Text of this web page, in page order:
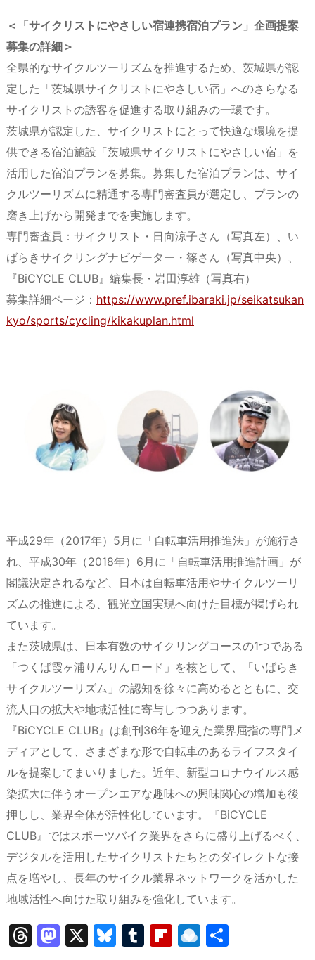
＜「サイクリストにやさしい宿連携宿泊プラン」企画提案
募集の詳細＞
全県的なサイクルツーリズムを推進するため、茨城県が認
定した「茨城県サイクリストにやさしい宿」へのさらなる
サイクリストの誘客を促進する取り組みの一環です。
茨城県が認定した、サイクリストにとって快適な環境を提
供できる宿泊施設「茨城県サイクリストにやさしい宿」を
活用した宿泊プランを募集。募集した宿泊プランは、サイ
クルツーリズムに精通する専門審査員が選定し、プランの
磨き上げから開発までを実施します。
専門審査員：サイクリスト・日向涼子さん（写真左）、い
ばらきサイクリングナビゲーター・篠さん（写真中央）、
『BiCYCLE CLUB』編集長・岩田淳雄（写真右）
募集詳細ページ： https://www.pref.ibaraki.jp/seikatsukan
kyo/sports/cycling/kikakuplan.html
平成29年（2017年）5月に「自転車活用推進法」が施行さ
れ、平成30年（2018年）6月に「自転車活用推進計画」が
閣議決定されるなど、日本は自転車活用やサイクルツーリ
ズムの推進による、観光立国実現へ向けた目標が掲げられ
ています。
また茨城県は、日本有数のサイクリングコースの1つである
「つくば霞ヶ浦りんりんロード」を核として、「いばらき
サイクルツーリズム」の認知を徐々に高めるとともに、交
流人口の拡大や地域活性に寄与しつつあります。
『BiCYCLE CLUB』は創刊36年を迎えた業界屈指の専門メ
ディアとして、さまざまな形で自転車のあるライフスタイ
ルを提案してまいりました。近年、新型コロナウイルス感
染拡大に伴うオープンエアな趣味への興味関心の増加も後
押しし、業界全体が活性化しています。『BiCYCLE
CLUB』ではスポーツバイク業界をさらに盛り上げるべく、
デジタルを活用したサイクリストたちとのダイレクトな接
点を増やし、長年のサイクル業界ネットワークを活かした
地域活性へ向けた取り組みを強化しています。
T
M X
Bl T
Fl R